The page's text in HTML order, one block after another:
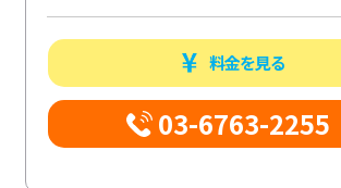
料金を見る
03-6763-2255